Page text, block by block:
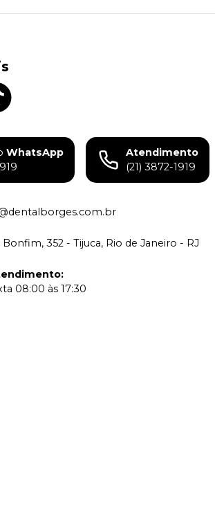
WhatsApp
Atendimento
(21) 3872-1919
352 - Tijuca, Rio de Janeiro - RJ
:
08:00 às 17:30